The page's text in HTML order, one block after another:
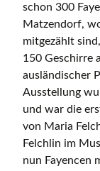
schon 300
Matzendorf,
mitgezählt
150 Geschirre
ausländischer
Ausstellung
und war die
von Maria
Felchlin im
nun Fayencen